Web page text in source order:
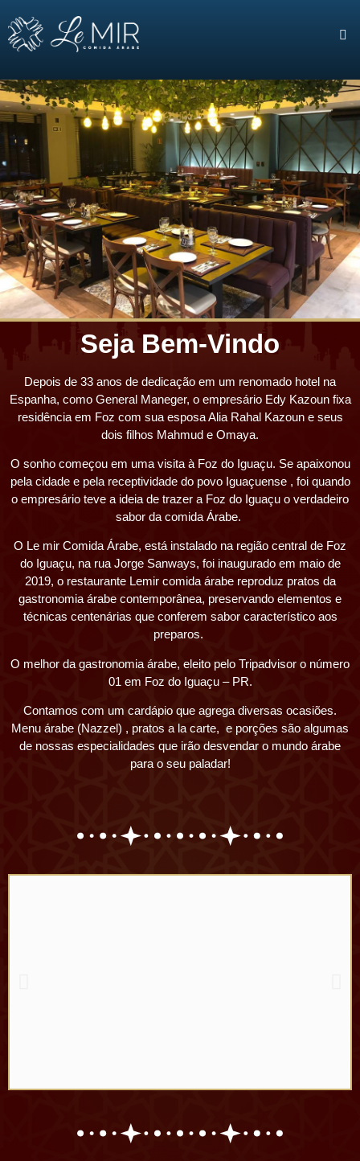
Sobre
Nós
Seja Bem-Vindo
Depois de 33 anos de dedicação em um renomado hotel na
Espanha, como General Maneger, o empresário Edy Kazoun fixa
residência em Foz com sua esposa Alia Rahal Kazoun e seus
dois filhos Mahmud e Omaya.
O sonho começou em uma visita à Foz do Iguaçu. Se apaixonou
pela cidade e pela receptividade do povo Iguaçuense , foi quando
o empresário teve a ideia de trazer a Foz do Iguaçu o verdadeiro
sabor da comida Árabe.
O Le mir Comida Árabe, está instalado na região central de Foz
do Iguaçu, na rua Jorge Sanways, foi inaugurado em maio de
2019, o restaurante Lemir comida árabe reproduz pratos da
gastronomia árabe contemporânea, preservando elementos e
técnicas centenárias que conferem sabor característico aos
preparos.
O melhor da gastronomia árabe, eleito pelo Tripadvisor o número
01 em Foz do Iguaçu – PR.
Contamos com um cardápio que agrega diversas ocasiões.
Menu árabe (Nazzel) , pratos a la carte, e porções são algumas
de nossas especialidades que irão desvendar o mundo árabe
para o seu paladar!
Venha
Experimentar